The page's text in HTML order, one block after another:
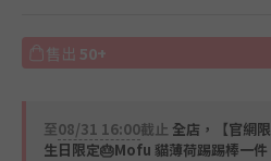
售出 50+
至08/31 16:00截止 全店，【官網
生日限定🎂Mofu 貓薄荷踢踢棒一